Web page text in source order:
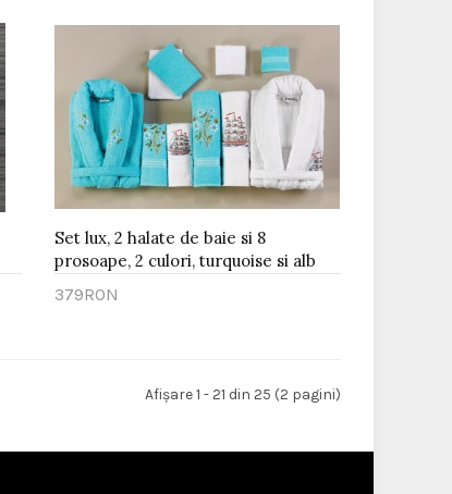
Set lux, 2 halate de baie si 8
prosoape, 2 culori, turquoise si alb
379RON
Afişare 1 - 21 din 25 (2 pagini)